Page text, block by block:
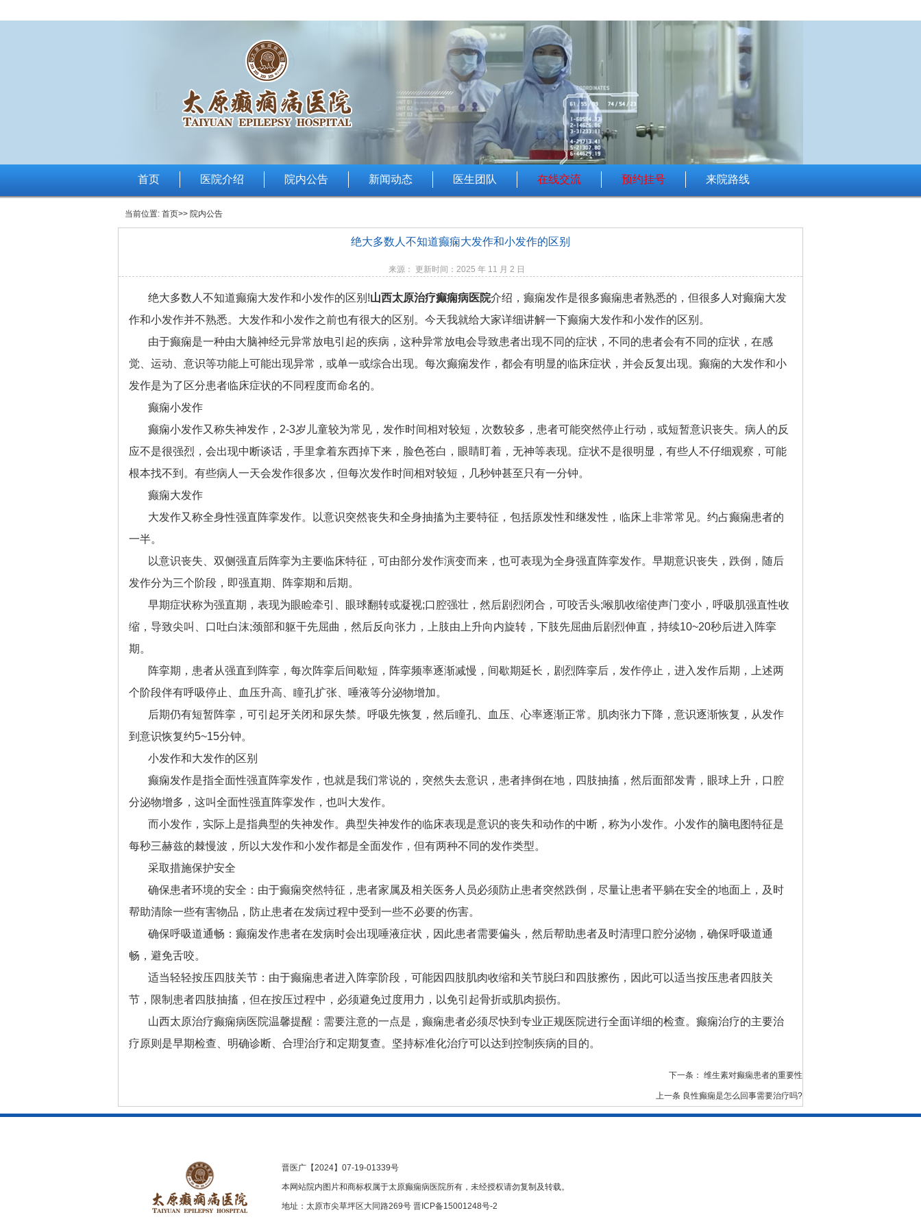
首页 医院介绍 院内公告 新闻动态 医生团队 在线交流 预约挂号 来院路线
当前位置: 首页>> 院内公告
绝大多数人不知道癫痫大发作和小发作的区别
来源： 更新时间：2025 年 11 月 2 日
绝大多数人不知道癫痫大发作和小发作的区别!山西太原治疗癫痫病医院介绍，癫痫发作是很多癫痫患者熟悉的，但很多人对癫痫大发
作和小发作并不熟悉。大发作和小发作之前也有很大的区别。今天我就给大家详细讲解一下癫痫大发作和小发作的区别。
由于癫痫是一种由大脑神经元异常放电引起的疾病，这种异常放电会导致患者出现不同的症状，不同的患者会有不同的症状，在感
觉、运动、意识等功能上可能出现异常，或单一或综合出现。每次癫痫发作，都会有明显的临床症状，并会反复出现。癫痫的大发作和小
发作是为了区分患者临床症状的不同程度而命名的。
癫痫小发作
癫痫小发作又称失神发作，2-3岁儿童较为常见，发作时间相对较短，次数较多，患者可能突然停止行动，或短暂意识丧失。病人的反
应不是很强烈，会出现中断谈话，手里拿着东西掉下来，脸色苍白，眼睛盯着，无神等表现。症状不是很明显，有些人不仔细观察，可能
根本找不到。有些病人一天会发作很多次，但每次发作时间相对较短，几秒钟甚至只有一分钟。
癫痫大发作
大发作又称全身性强直阵挛发作。以意识突然丧失和全身抽搐为主要特征，包括原发性和继发性，临床上非常常见。约占癫痫患者的
一半。
以意识丧失、双侧强直后阵挛为主要临床特征，可由部分发作演变而来，也可表现为全身强直阵挛发作。早期意识丧失，跌倒，随后
发作分为三个阶段，即强直期、阵挛期和后期。
早期症状称为强直期，表现为眼睑牵引、眼球翻转或凝视;口腔强壮，然后剧烈闭合，可咬舌头;喉肌收缩使声门变小，呼吸肌强直性收
缩，导致尖叫、口吐白沫;颈部和躯干先屈曲，然后反向张力，上肢由上升向内旋转，下肢先屈曲后剧烈伸直，持续10~20秒后进入阵挛
期。
阵挛期，患者从强直到阵挛，每次阵挛后间歇短，阵挛频率逐渐减慢，间歇期延长，剧烈阵挛后，发作停止，进入发作后期，上述两
个阶段伴有呼吸停止、血压升高、瞳孔扩张、唾液等分泌物增加。
后期仍有短暂阵挛，可引起牙关闭和尿失禁。呼吸先恢复，然后瞳孔、血压、心率逐渐正常。肌肉张力下降，意识逐渐恢复，从发作
到意识恢复约5~15分钟。
小发作和大发作的区别
癫痫发作是指全面性强直阵挛发作，也就是我们常说的，突然失去意识，患者摔倒在地，四肢抽搐，然后面部发青，眼球上升，口腔
分泌物增多，这叫全面性强直阵挛发作，也叫大发作。
而小发作，实际上是指典型的失神发作。典型失神发作的临床表现是意识的丧失和动作的中断，称为小发作。小发作的脑电图特征是
每秒三赫兹的棘慢波，所以大发作和小发作都是全面发作，但有两种不同的发作类型。
采取措施保护安全
确保患者环境的安全：由于癫痫突然特征，患者家属及相关医务人员必须防止患者突然跌倒，尽量让患者平躺在安全的地面上，及时
帮助清除一些有害物品，防止患者在发病过程中受到一些不必要的伤害。
确保呼吸道通畅：癫痫发作患者在发病时会出现唾液症状，因此患者需要偏头，然后帮助患者及时清理口腔分泌物，确保呼吸道通
畅，避免舌咬。
适当轻轻按压四肢关节：由于癫痫患者进入阵挛阶段，可能因四肢肌肉收缩和关节脱臼和四肢擦伤，因此可以适当按压患者四肢关
节，限制患者四肢抽搐，但在按压过程中，必须避免过度用力，以免引起骨折或肌肉损伤。
山西太原治疗癫痫病医院温馨提醒：需要注意的一点是，癫痫患者必须尽快到专业正规医院进行全面详细的检查。癫痫治疗的主要治
疗原则是早期检查、明确诊断、合理治疗和定期复查。坚持标准化治疗可以达到控制疾病的目的。
下一条： 维生素对癫痫患者的重要性
上一条 良性癫痫是怎么回事需要治疗吗?
晋医广【2024】07-19-01339号
本网站院内图片和商标权属于太原癫痫病医院所有，未经授权请勿复制及转载。
地址：太原市尖草坪区大同路269号 晋ICP备15001248号-2